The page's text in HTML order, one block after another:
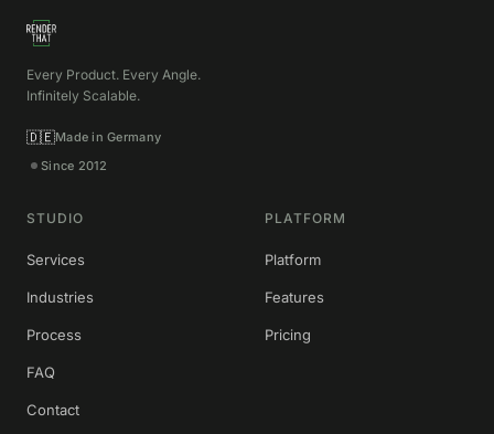
Every Product. Every Angle.
Infinitely Scalable.
🇩🇪Made in Germany
Since 2012
STUDIO
Services
Industries
Process
FAQ
Contact
PLATFORM
Platform
Features
Pricing